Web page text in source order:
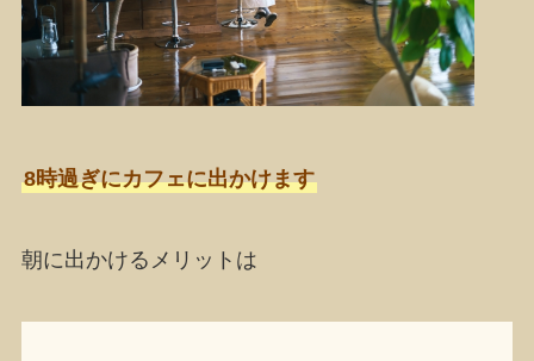
8時過ぎにカフェに出かけます
朝に出かけるメリットは